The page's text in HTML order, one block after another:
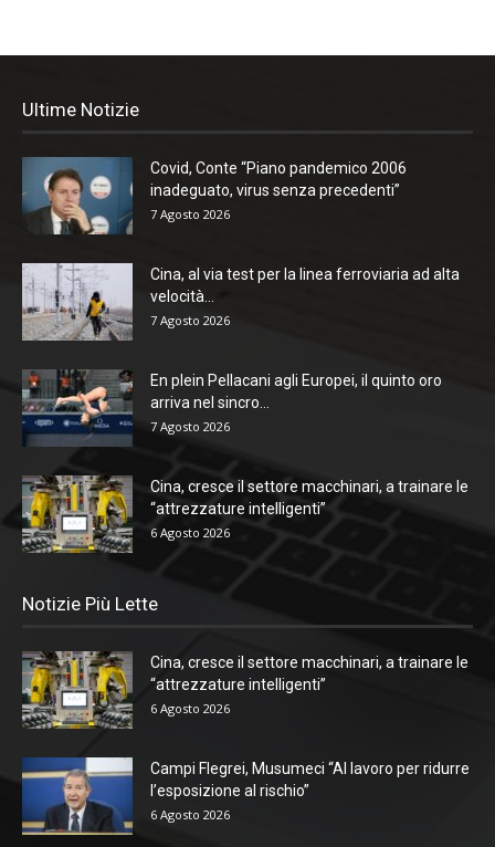
Ultime Notizie
Covid, Conte “Piano pandemico 2006
inadeguato, virus senza precedenti”
7 Agosto 2026
Cina, al via test per la linea ferroviaria ad alta
velocità...
7 Agosto 2026
En plein Pellacani agli Europei, il quinto oro
arriva nel sincro...
7 Agosto 2026
Cina, cresce il settore macchinari, a trainare le
“attrezzature intelligenti”
6 Agosto 2026
Notizie Più Lette
Cina, cresce il settore macchinari, a trainare le
“attrezzature intelligenti”
6 Agosto 2026
Campi Flegrei, Musumeci “Al lavoro per ridurre
l’esposizione al rischio”
6 Agosto 2026